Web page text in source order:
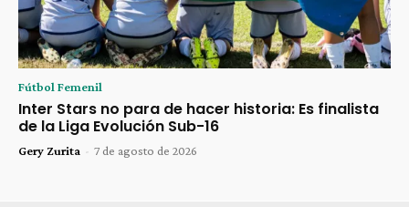
Fútbol Femenil
Inter Stars no para de hacer historia: Es finalista
de la Liga Evolución Sub-16
Gery Zurita - 7 de agosto de 2026